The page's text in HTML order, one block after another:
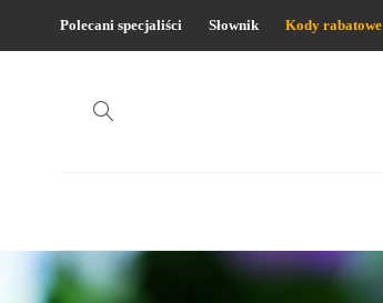
Polecani specjaliści Słownik Kody rabatowe